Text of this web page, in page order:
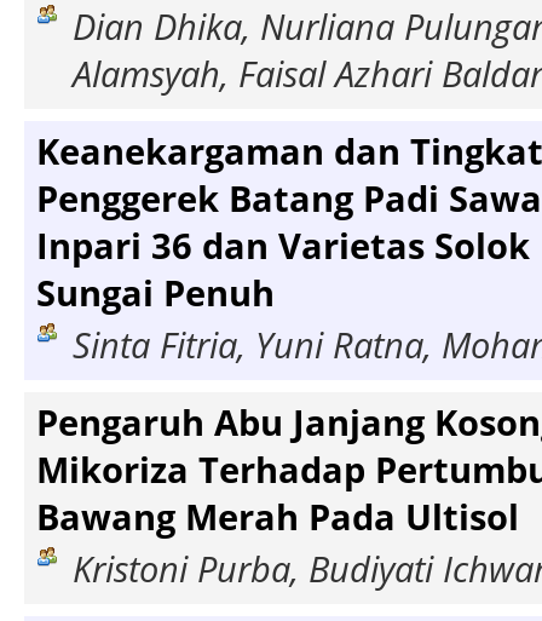
Dian Dhika, Nurliana
Alamsyah, Faisal Azhari
Keanekargaman dan
Penggerek Batang Padi
Inpari 36 dan Varietas
Sungai Penuh
Sinta Fitria, Yuni Ratna,
Pengaruh Abu Janjang
Mikoriza Terhadap
Bawang Merah Pada Ultisol
Kristoni Purba, Budiyati